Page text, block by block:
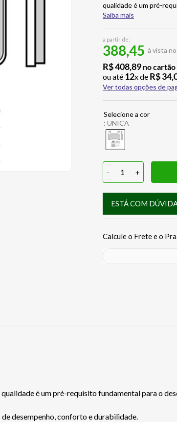
qualidade é um pré-
Saiba mais
a partir de:
388,45 à vista
R$408,89 no cartão
ou até 12x de R$34,
Ver todas opções de
: UNICA
- 1 +
ESTÁ COM
é um pré-requisito fundamental para o
desempenho, conforto e durabilidade.